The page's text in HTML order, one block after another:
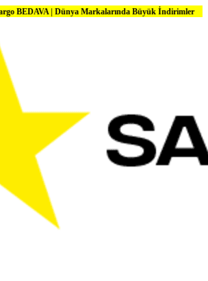
| Dünya Markalarında Büyük İndirimler